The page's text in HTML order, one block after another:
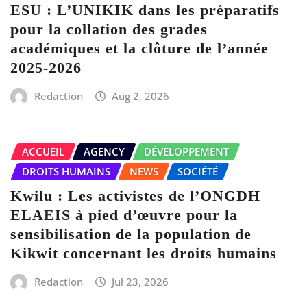
ESU : L’UNIKIK dans les préparatifs
pour la collation des grades
académiques et la clôture de l’année
2025-2026
Redaction Aug 2, 2026
ACCUEIL AGENCY
DÉVELOPPEMENT
DROITS HUMAINS
NEWS SOCIÉTÉ
Kwilu : Les activistes de l’ONGDH
ELAEIS à pied d’œuvre pour la
sensibilisation de la population de
Kikwit concernant les droits humains
Redaction Jul 23, 2026